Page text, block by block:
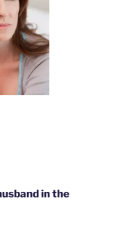
in the